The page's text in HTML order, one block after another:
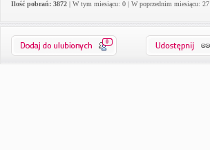
Ilość pobrań: 3872 | W tym miesiącu: 0 | W poprzednim miesiącu: 27
0